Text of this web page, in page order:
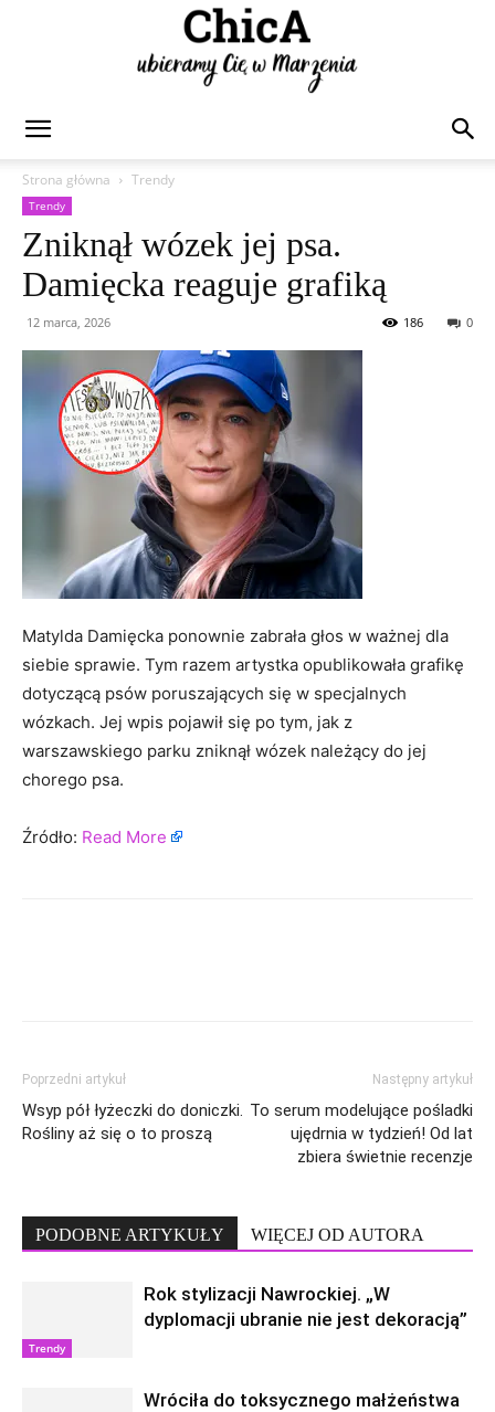
Strona główna
Trendy
Trendy
Zniknął wózek jej psa.
Damięcka reaguje grafiką
12 marca, 2026 0
186
Matylda Damięcka ponownie zabrała głos w ważnej dla
siebie sprawie. Tym razem artystka opublikowała grafikę
dotyczącą psów poruszających się w specjalnych
wózkach. Jej wpis pojawił się po tym, jak z
warszawskiego parku zniknął wózek należący do jej
chorego psa.
Źródło: Read More
Poprzedni artykuł
Wsyp pół łyżeczki do doniczki.
Rośliny aż się o to proszą
Następny artykuł
To serum modelujące pośladki
ujędrnia w tydzień! Od lat
zbiera świetnie recenzje
PODOBNE ARTYKUŁY WIĘCEJ OD AUTORA
Trendy
Rok stylizacji Nawrockiej. „W
dyplomacji ubranie nie jest dekoracją”
Wróciła do toksycznego małżeństwa